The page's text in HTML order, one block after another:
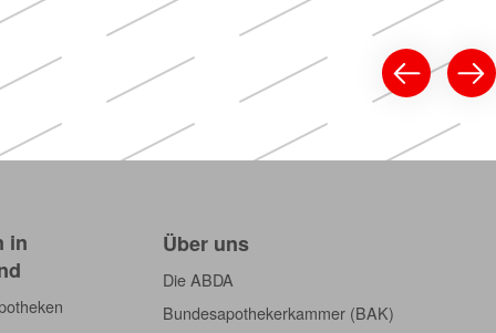
in
Über uns
Die ABDA
Bundesapothekerkammer (BAK)